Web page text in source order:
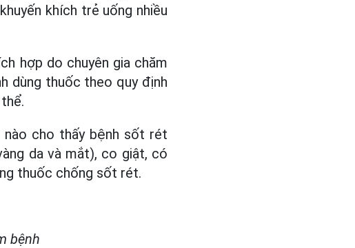
khích trẻ uống nhiều
hợp do chuyên gia chăm
dùng thuốc theo quy định
nào cho thấy bệnh sốt rét
da và mắt), co giật, có
thuốc chống sốt rét.
bệnh